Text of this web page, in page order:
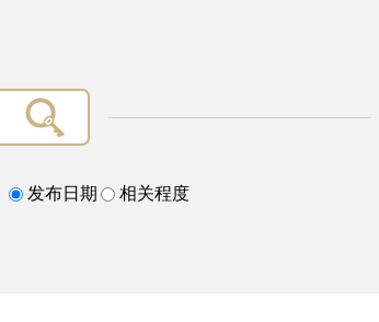
发布日期 相关程度